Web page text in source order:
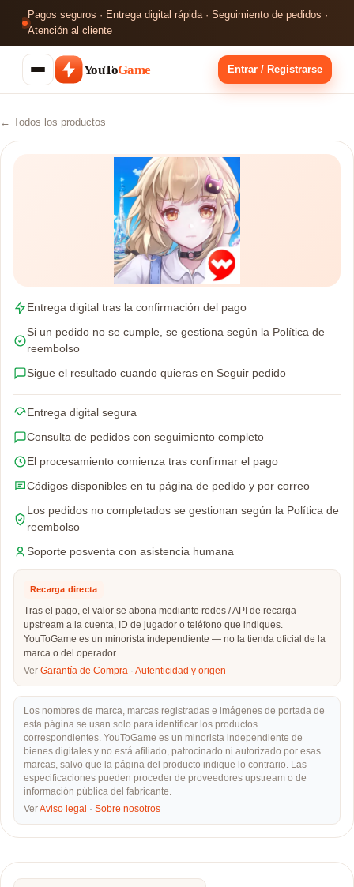
Pagos seguros · Entrega digital rápida · Seguimiento de pedidos ·
Atención al cliente
YouToGame Entrar / Registrarse
← Todos los productos
Entrega digital tras la confirmación del pago
Si un pedido no se cumple, se gestiona según la Política de
reembolso
Sigue el resultado cuando quieras en Seguir pedido
Entrega digital segura
Consulta de pedidos con seguimiento completo
El procesamiento comienza tras confirmar el pago
Códigos disponibles en tu página de pedido y por correo
Los pedidos no completados se gestionan según la Política de
reembolso
Soporte posventa con asistencia humana
Recarga directa
Tras el pago, el valor se abona mediante redes / API de recarga
upstream a la cuenta, ID de jugador o teléfono que indiques.
YouToGame es un minorista independiente — no la tienda oficial de la
marca o del operador.
Ver Garantía de Compra · Autenticidad y origen
Los nombres de marca, marcas registradas e imágenes de portada de
esta página se usan solo para identificar los productos
correspondientes. YouToGame es un minorista independiente de
bienes digitales y no está afiliado, patrocinado ni autorizado por esas
marcas, salvo que la página del producto indique lo contrario. Las
especificaciones pueden proceder de proveedores upstream o de
información pública del fabricante.
VerAviso legal · Sobre nosotros